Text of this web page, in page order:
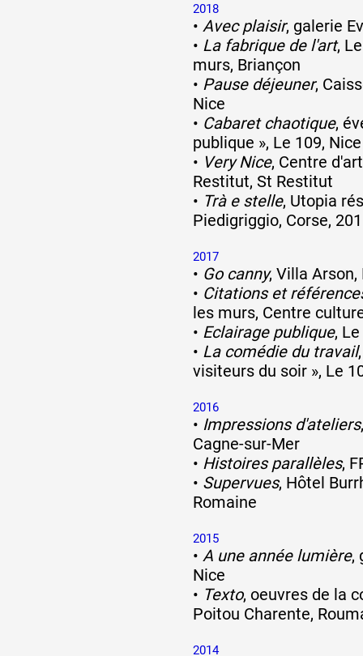
2018
• Avec plaisir, galerie
• La fabrique de l'art,
murs, Briançon
• Pause déjeuner,
Nice
• Cabaret chaotique,
publique », Le 109, Nice
• Very Nice, Centre
Restitut, St Restitut
• Trà e stelle, Utopia
Piedigriggio, Corse,
2017
• Go canny, Villa Arson,
• Citations et
les murs, Centre
• Eclairage publique,
• La comédie du travail
visiteurs du soir », Le
2016
• Impressions d'ateliers
Cagne-sur-Mer
• Histoires parallèles,
• Supervues, Hôtel
Romaine
2015
• A une année lumière,
Nice
• Texto, oeuvres de la
Poitou Charente,
2014